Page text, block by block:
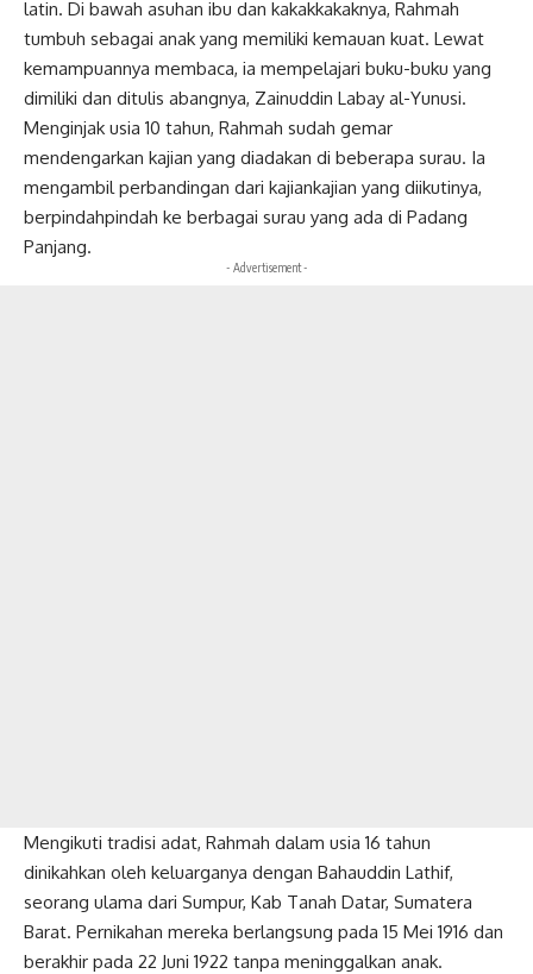
latin. Di bawah asuhan ibu dan kakakkakaknya, Rahmah
tumbuh sebagai anak yang memiliki kemauan kuat. Lewat
kemampuannya membaca, ia mempelajari buku-buku yang
dimiliki dan ditulis abangnya, Zainuddin Labay al-Yunusi.
Menginjak usia 10 tahun, Rahmah sudah gemar
mendengarkan kajian yang diadakan di beberapa surau. Ia
mengambil perbandingan dari kajiankajian yang diikutinya,
berpindahpindah ke berbagai surau yang ada di Padang
Panjang.
- Advertisement -
Mengikuti tradisi adat, Rahmah dalam usia 16 tahun
dinikahkan oleh keluarganya dengan Bahauddin Lathif,
seorang ulama dari Sumpur, Kab Tanah Datar, Sumatera
Barat. Pernikahan mereka berlangsung pada 15 Mei 1916 dan
berakhir pada 22 Juni 1922 tanpa meninggalkan anak.